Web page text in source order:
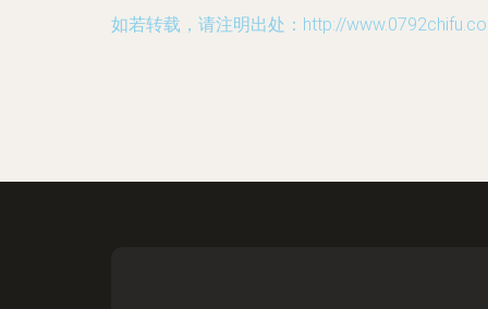
如若转载，请注明出处：http://